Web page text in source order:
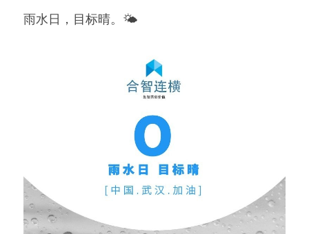
经营分析会
最新洞见
雨水日，目标晴。🌤